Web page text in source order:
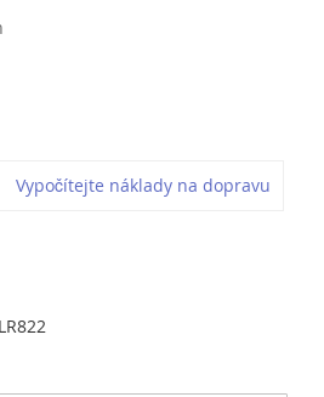
Vypočítejte náklady na dopravu